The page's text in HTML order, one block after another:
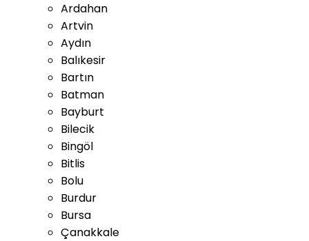
Ardahan
Artvin
Aydın
Balıkesir
Bartın
Batman
Bayburt
Bilecik
Bingöl
Bitlis
Bolu
Burdur
Bursa
Çanakkale